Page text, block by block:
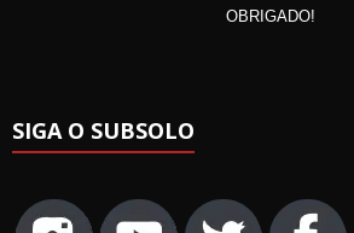
OBRIGADO!
SIGA O SUBSOLO